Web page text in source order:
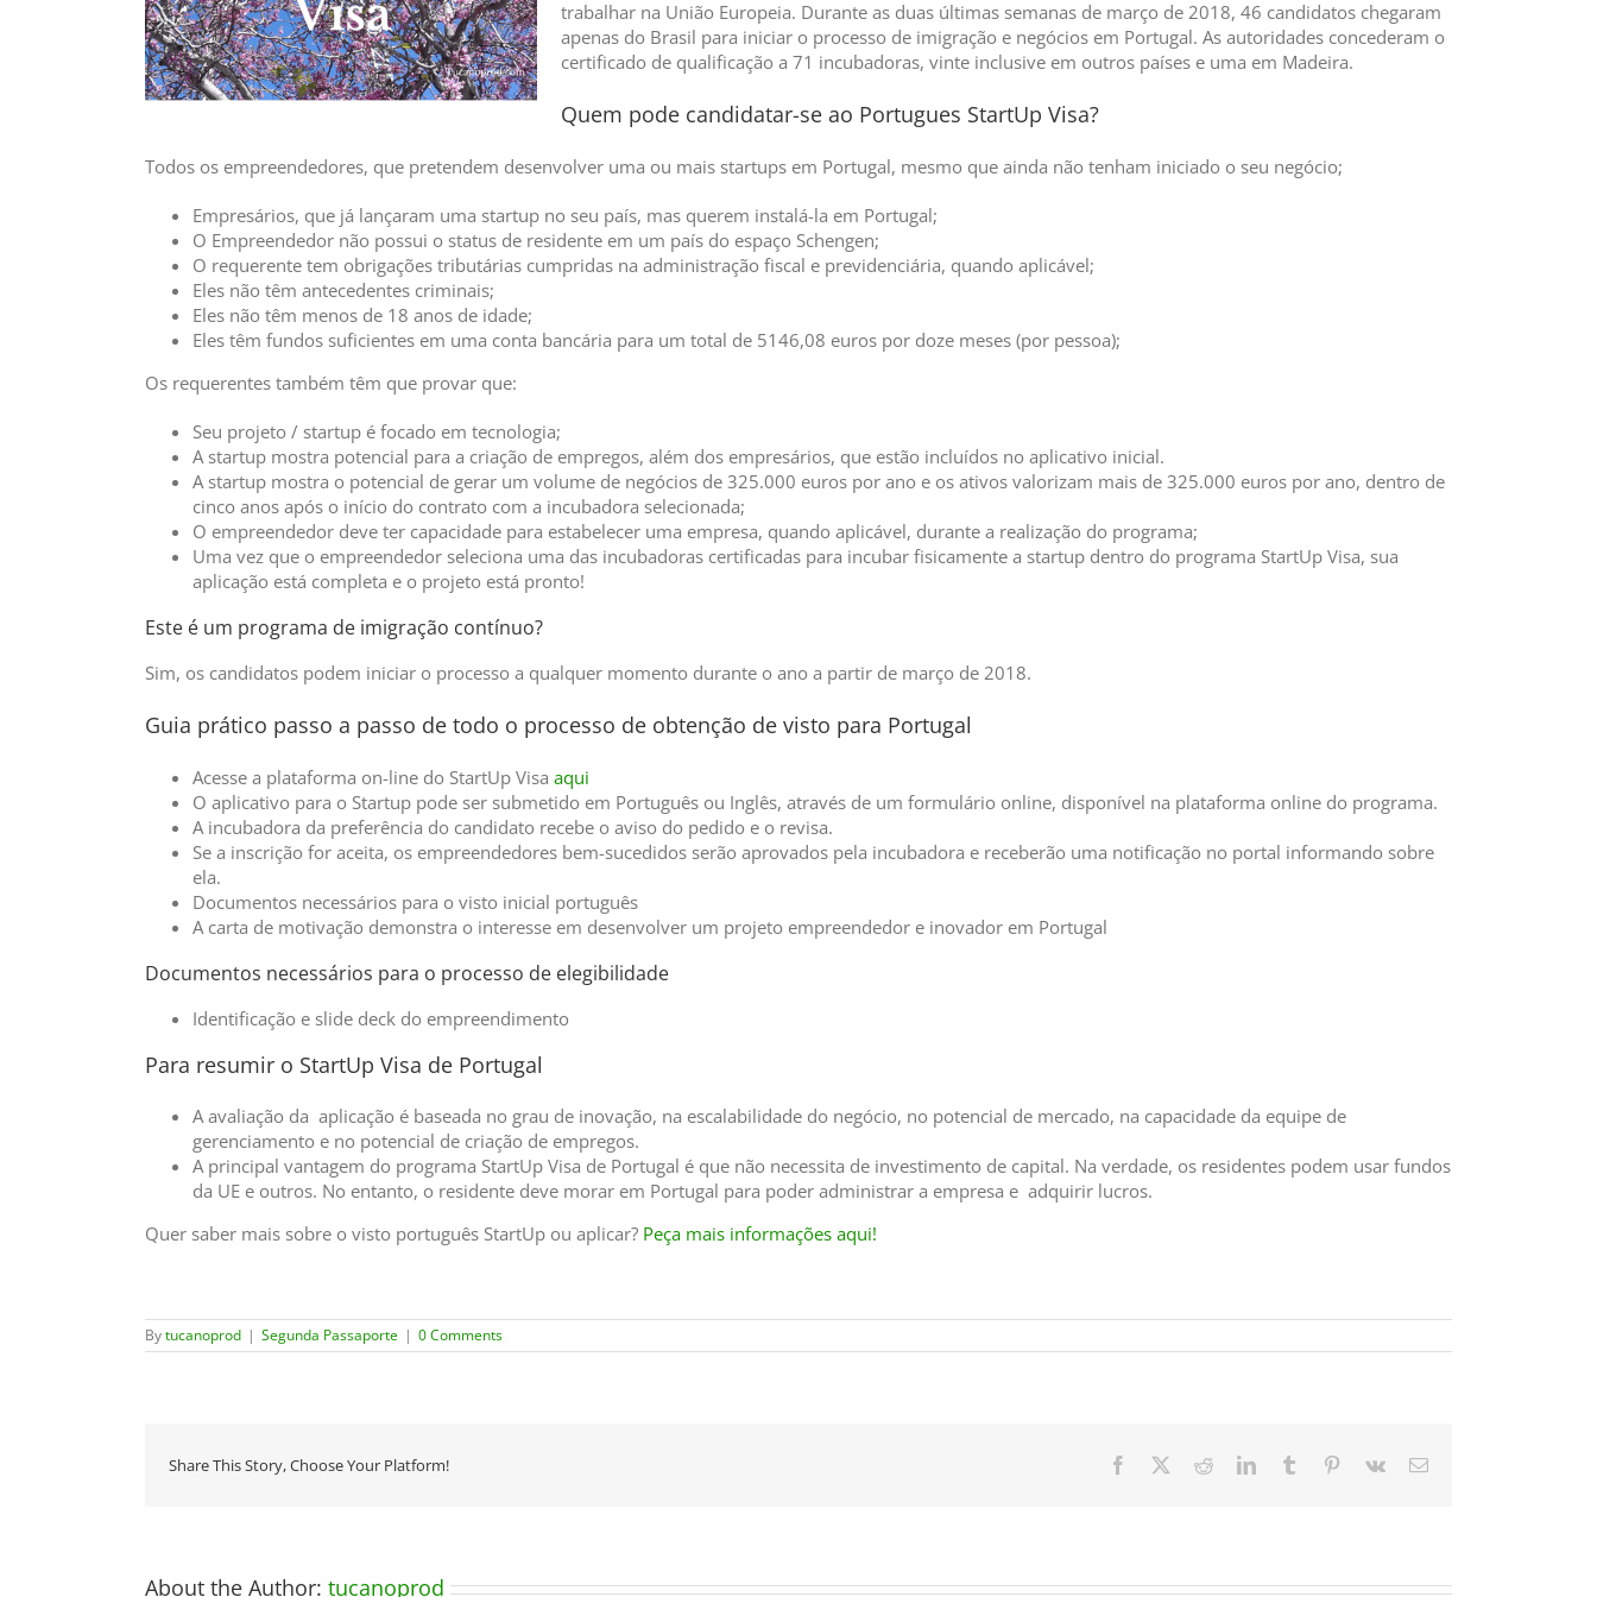
trabalhar na União Europeia. Durante as duas últimas semanas de março de 2018, 46 candidatos chegaram
apenas do Brasil para iniciar o processo de imigração e negócios em Portugal. As autoridades concederam o
certificado de qualificação a 71 incubadoras, vinte inclusive em outros países e uma em Madeira.
Quem pode candidatar-se ao Portugues StartUp Visa?
Todos os empreendedores, que pretendem desenvolver uma ou mais startups em Portugal, mesmo que ainda não tenham iniciado o seu negócio;
Empresários, que já lançaram uma startup no seu país, mas querem instalá-la em Portugal;
O Empreendedor não possui o status de residente em um país do espaço Schengen;
O requerente tem obrigações tributárias cumpridas na administração fiscal e previdenciária, quando aplicável;
Eles não têm antecedentes criminais;
Eles não têm menos de 18 anos de idade;
Eles têm fundos suficientes em uma conta bancária para um total de 5146,08 euros por doze meses (por pessoa);
Os requerentes também têm que provar que:
Seu projeto / startup é focado em tecnologia;
A startup mostra potencial para a criação de empregos, além dos empresários, que estão incluídos no aplicativo inicial.
A startup mostra o potencial de gerar um volume de negócios de 325.000 euros por ano e os ativos valorizam mais de 325.000 euros por ano, dentro de
cinco anos após o início do contrato com a incubadora selecionada;
O empreendedor deve ter capacidade para estabelecer uma empresa, quando aplicável, durante a realização do programa;
Uma vez que o empreendedor seleciona uma das incubadoras certificadas para incubar fisicamente a startup dentro do programa StartUp Visa, sua
aplicação está completa e o projeto está pronto!
Este é um programa de imigração contínuo?
Sim, os candidatos podem iniciar o processo a qualquer momento durante o ano a partir de março de 2018.
Guia prático passo a passo de todo o processo de obtenção de visto para Portugal
Acesse a plataforma on-line do StartUp Visa aqui
O aplicativo para o Startup pode ser submetido em Português ou Inglês, através de um formulário online, disponível na plataforma online do programa.
A incubadora da preferência do candidato recebe o aviso do pedido e o revisa.
Se a inscrição for aceita, os empreendedores bem-sucedidos serão aprovados pela incubadora e receberão uma notificação no portal informando sobre
ela.
Documentos necessários para o visto inicial português
A carta de motivação demonstra o interesse em desenvolver um projeto empreendedor e inovador em Portugal
Documentos necessários para o processo de elegibilidade
Identificação e slide deck do empreendimento
Para resumir o StartUp Visa de Portugal
A avaliação da aplicação é baseada no grau de inovação, na escalabilidade do negócio, no potencial de mercado, na capacidade da equipe de
gerenciamento e no potencial de criação de empregos.
A principal vantagem do programa StartUp Visa de Portugal é que não necessita de investimento de capital. Na verdade, os residentes podem usar fundos
da UE e outros. No entanto, o residente deve morar em Portugal para poder administrar a empresa e adquirir lucros.
Quer saber mais sobre o visto português StartUp ou aplicar? Peça mais informações aqui!
Bytucanoprod | Segunda Passaporte | 0 Comments
Share This Story, Choose Your Platform! Facebook RedditLinkedInTumblr Pinterest
Vk Email
About the Author: tucanoprod